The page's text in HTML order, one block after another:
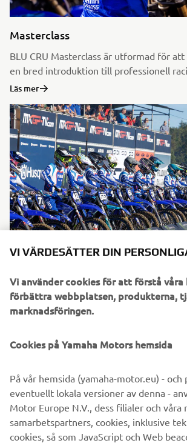
Masterclass
BLU CRU Masterclass är utformad för
en bred introduktion till professionell
Läs mer
Broschyr 2026
Ladda ner broschyr för 2026 års BLU CRU
Läs mer
ALLMÄNNA VILLKOR
VI VÄRDESÄTTER DIN
Vi använder cookies för att förstå våra
förbättra webbplatsen, produkterna,
marknadsföringen.
Cookies på Yamaha Motors hemsida
På vår hemsida (yamaha-motor.eu) - och
eventuellt lokala versioner av denna -
Motor Europe N.V., dess filialer och våra
samarbetspartners, cookies, inklusive
cookies, så som JavaScript och Web